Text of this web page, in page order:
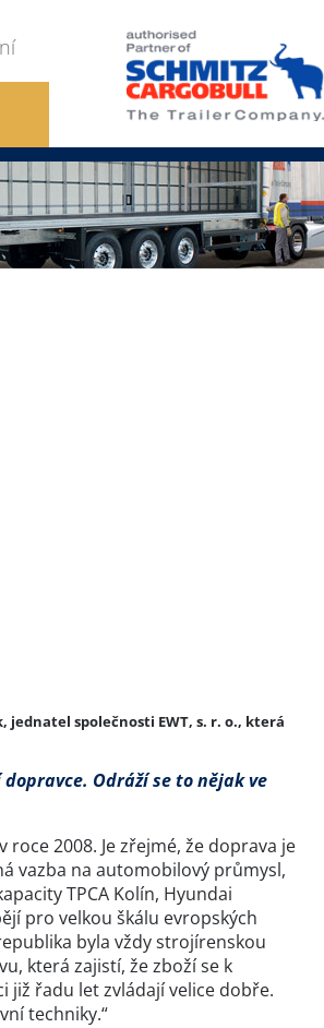
společnosti EWT, s. r. o., která
Odráží se to nějak ve
2008. Je zřejmé, že doprava je
vazba na automobilový průmysl,
TPCA Kolín, Hyundai
pro velkou škálu evropských
byla vždy strojírenskou
která zajistí, že zboží se k
již řadu let zvládají velice dobře.
techniky.“